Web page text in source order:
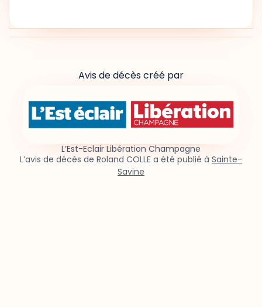
Avis de décès créé par
L’Est-Eclair Libération Champagne
L’avis de décès de Roland COLLE a été publié à Sainte-
Savine